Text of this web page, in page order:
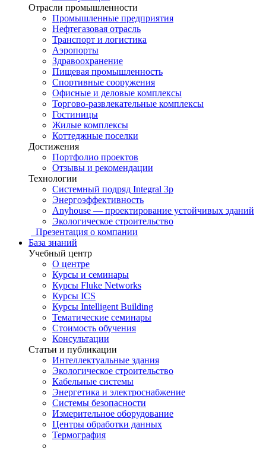
Отрасли промышленности
Промышленные предприятия
Нефтегазовая отрасль
Транспорт и логистика
Аэропорты
Здравоохранение
Пищевая промышленность
Спортивные сооружения
Офисные и деловые комплексы
Торгово-развлекательные комплексы
Гостиницы
Жилые комплексы
Коттеджные поселки
Достижения
Портфолио проектов
Отзывы и рекомендации
Технологии
Системный подряд Integral 3p
Энергоэффективность
Anyhouse — проектирование устойчивых зданий
Экологическое строительство
Презентация о компании
База знаний
Учебный центр
О центре
Курсы и семинары
Курсы Fluke Networks
Курсы ICS
Курсы Intelligent Building
Тематические семинары
Стоимость обучения
Консультации
Статьи и публикации
Интеллектуальные здания
Экологическое строительство
Кабельные системы
Энергетика и электроснабжение
Системы безопасности
Измерительное оборудование
Центры обработки данных
Термография